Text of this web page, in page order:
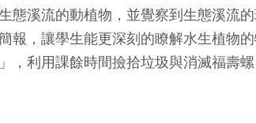
態溪流的動植物，並覺察到生態溪流
報，讓學生能更深刻的瞭解水生植物
利用課餘時間撿拾垃圾與消滅福壽